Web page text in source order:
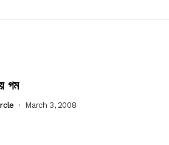
গম
March 3, 2008